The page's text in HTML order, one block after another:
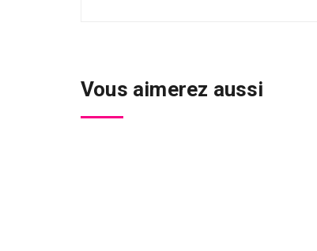
Vous aimerez aussi